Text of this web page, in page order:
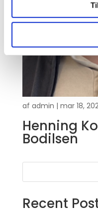
Henning
Bodilsen
af admin | mar 18,
Recent